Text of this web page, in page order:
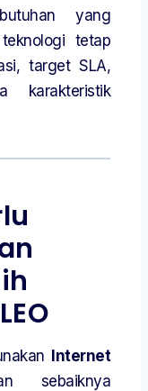
yang
tetap
target SLA,
karakteristik
Internet
sebaiknya